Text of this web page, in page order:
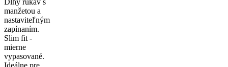
manžetou a
nastaviteľným
zapínaním.
Slim fit -
mierne
vypasované.
Ideálne pre